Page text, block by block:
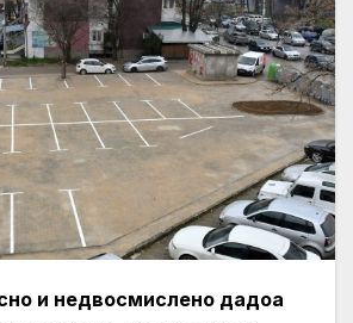
и недвосмислено дадоа